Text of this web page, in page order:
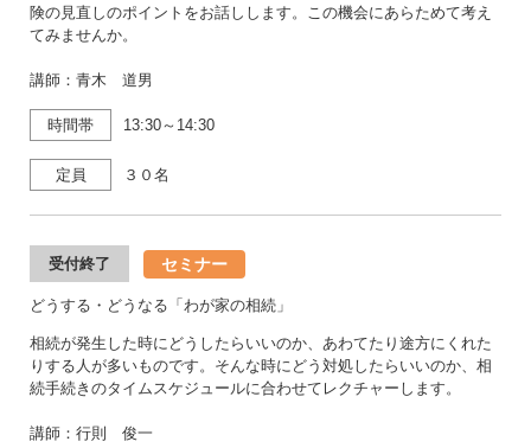
険の見直しのポイントをお話しします。この機会にあらためて考え
てみませんか。
講師：青木 道男
時間帯 13:30～14:30
定員 ３０名
受付終了 セミナー
どうする・どうなる「わが家の相続」
相続が発生した時にどうしたらいいのか、あわてたり途方にくれた
りする人が多いものです。そんな時にどう対処したらいいのか、相
続手続きのタイムスケジュールに合わせてレクチャーします。
講師：行則 俊一